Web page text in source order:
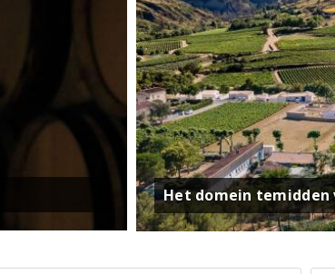
Het domein